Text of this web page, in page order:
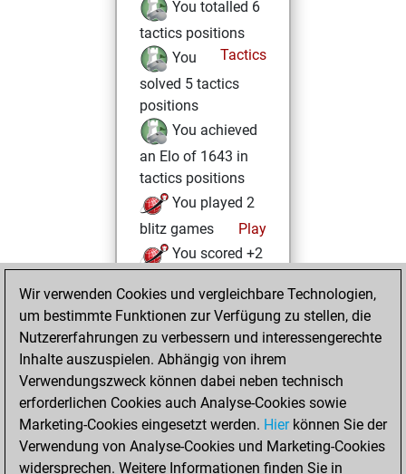
You totalled 6
tactics positions
Tactics
You
solved 5 tactics
positions
You achieved
an Elo of 1643 in
tactics positions
You played 2
blitz games
Play
You scored +2
Sonntag, Januar
18, 2026
You achieved a
BeautyScore of 23
Fritz
You
achieved a new Elo
Wir verwenden Cookies und vergleichbare Technologien,
um bestimmte Funktionen zur Verfügung zu stellen, die
Nutzererfahrungen zu verbessern und interessengerechte
Inhalte auszuspielen. Abhängig von ihrem
Verwendungszweck können dabei neben technisch
erforderlichen Cookies auch Analyse-Cookies sowie
Marketing-Cookies eingesetzt werden. Hierkönnen Sie der
Verwendung von Analyse-Cookies und Marketing-Cookies
widersprechen. Weitere Informationen finden Sie in